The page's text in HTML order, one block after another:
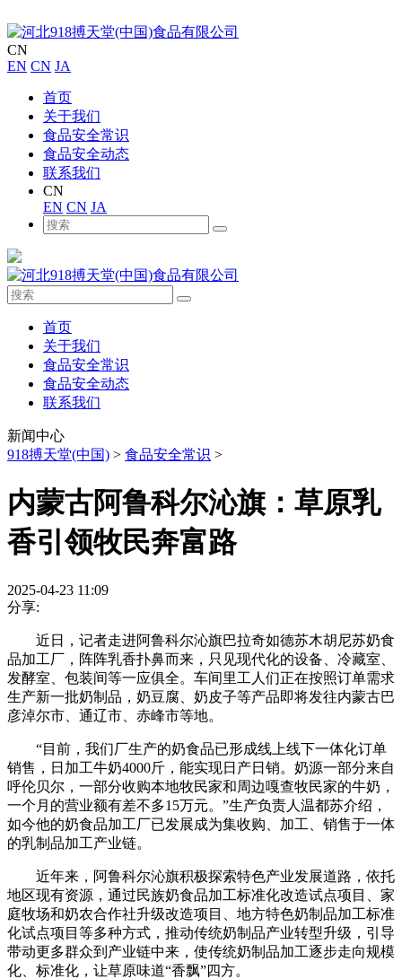
CN
EN CN JA
首页
关于我们
食品安全常识
食品安全动态
联系我们
CN
EN CN JA
首页
关于我们
食品安全常识
食品安全动态
联系我们
新闻中心
918搏天堂(中国) > 食品安全常识 >
内蒙古阿鲁科尔沁旗：草原乳
香引领牧民奔富路
2025-04-23 11:09
分享:
近日，记者走进阿鲁科尔沁旗巴拉奇如德苏木胡尼苏奶食
品加工厂，阵阵乳香扑鼻而来，只见现代化的设备、冷藏室、
发酵室、包装间等一应俱全。车间里工人们正在按照订单需求
生产新一批奶制品，奶豆腐、奶皮子等产品即将发往内蒙古巴
彦淖尔市、通辽市、赤峰市等地。
“目前，我们厂生产的奶食品已形成线上线下一体化订单
销售，日加工牛奶4000斤，能实现日产日销。奶源一部分来自
呼伦贝尔，一部分收购本地牧民家和周边嘎查牧民家的牛奶，
一个月的营业额有差不多15万元。”生产负责人温都苏介绍，
如今他的奶食品加工厂已发展成为集收购、加工、销售于一体
的乳制品加工产业链。
近年来，阿鲁科尔沁旗积极探索特色产业发展道路，依托
地区现有资源，通过民族奶食品加工标准化改造试点项目、家
庭牧场和奶农合作社升级改造项目、地方特色奶制品加工标准
化试点项目等多种方式，推动传统奶制品产业转型升级，引导
带动更多群众到产业链中来，使传统奶制品加工逐步走向规模
化、标准化，让草原味道“香飘”四方。